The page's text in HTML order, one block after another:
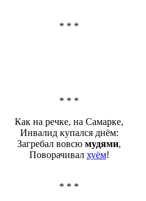
* * *
* * *
Как на речке, на Самарке,
Инвалид купался днём:
Загребал вовсю мудями,
Поворачивал хуём!
* * *